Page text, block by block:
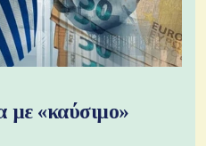
με «καύσιμο»